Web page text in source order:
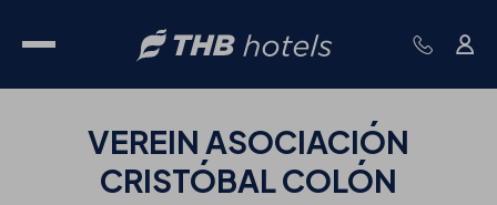
VEREIN ASOCIACIÓN
CRISTÓBAL COLÓN